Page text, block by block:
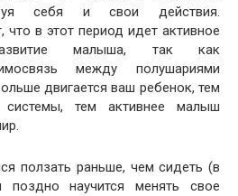
себя и свои действия.
что в этот период идет активное
развитие малыша, так как
между полушариями
двигается ваш ребенок, тем
тем активнее малыш
ползать раньше, чем сидеть (в
поздно научится менять свое